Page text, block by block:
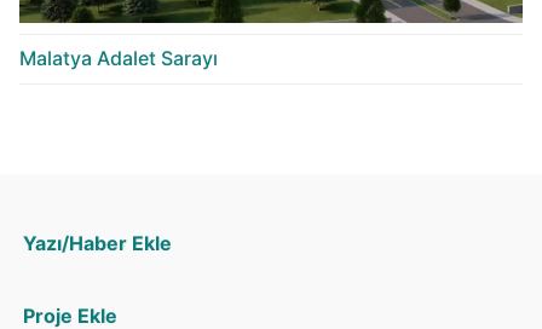
Malatya Adalet Sarayı
Yazı/Haber Ekle
Proje Ekle